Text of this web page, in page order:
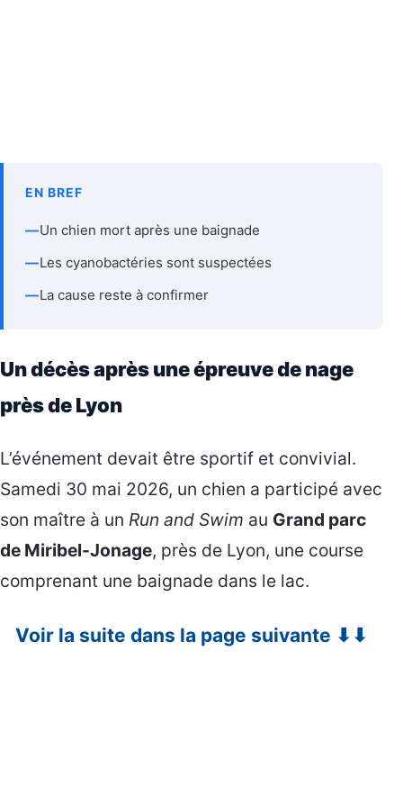
EN BREF
—Un chien mort après une baignade
—Les cyanobactéries sont suspectées
—La cause reste à confirmer
Un décès après une épreuve de nage
près de Lyon
L’événement devait être sportif et convivial.
Samedi 30 mai 2026, un chien a participé avec
son maître à un Run and Swim au Grand parc
de Miribel-Jonage, près de Lyon, une course
comprenant une baignade dans le lac.
Voir la suite dans la page suivante ⬇⬇